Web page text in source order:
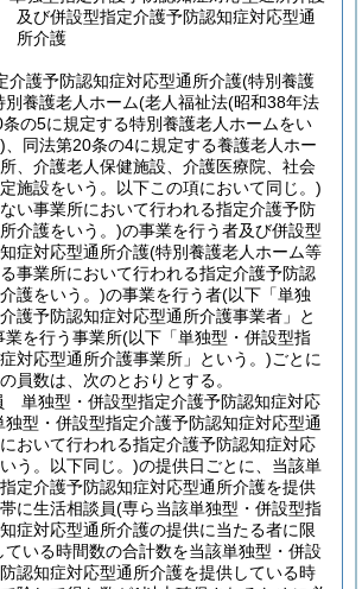
及び併設型指定介護予防認知症対応型通
所介護
介護予防認知症対応型通所介護(特別養護
別養護老人ホーム(老人福祉法(昭和38年法
の5に規定する特別養護老人ホームをい
、同法第20条の4に規定する養護老人ホー
、介護老人保健施設、介護医療院、社会
施設をいう。以下この項において同じ。)
い事業所において行われる指定介護予防
介護をいう。)の事業を行う者及び併設型
症対応型通所介護(特別養護老人ホーム等
事業所において行われる指定介護予防認
護をいう。)の事業を行う者(以下「単独
護予防認知症対応型通所介護事業者」と
業を行う事業所(以下「単独型・併設型指
対応型通所介護事業所」という。)ごとに
員数は、次のとおりとする。
単独型・併設型指定介護予防認知症対応
独型・併設型指定介護予防認知症対応型通
おいて行われる指定介護予防認知症対応
う。以下同じ。)の提供日ごとに、当該単
定介護予防認知症対応型通所介護を提供
に生活相談員(専ら当該単独型・併設型指
症対応型通所介護の提供に当たる者に限
ている時間数の合計数を当該単独型・併設
認知症対応型通所介護を提供している時